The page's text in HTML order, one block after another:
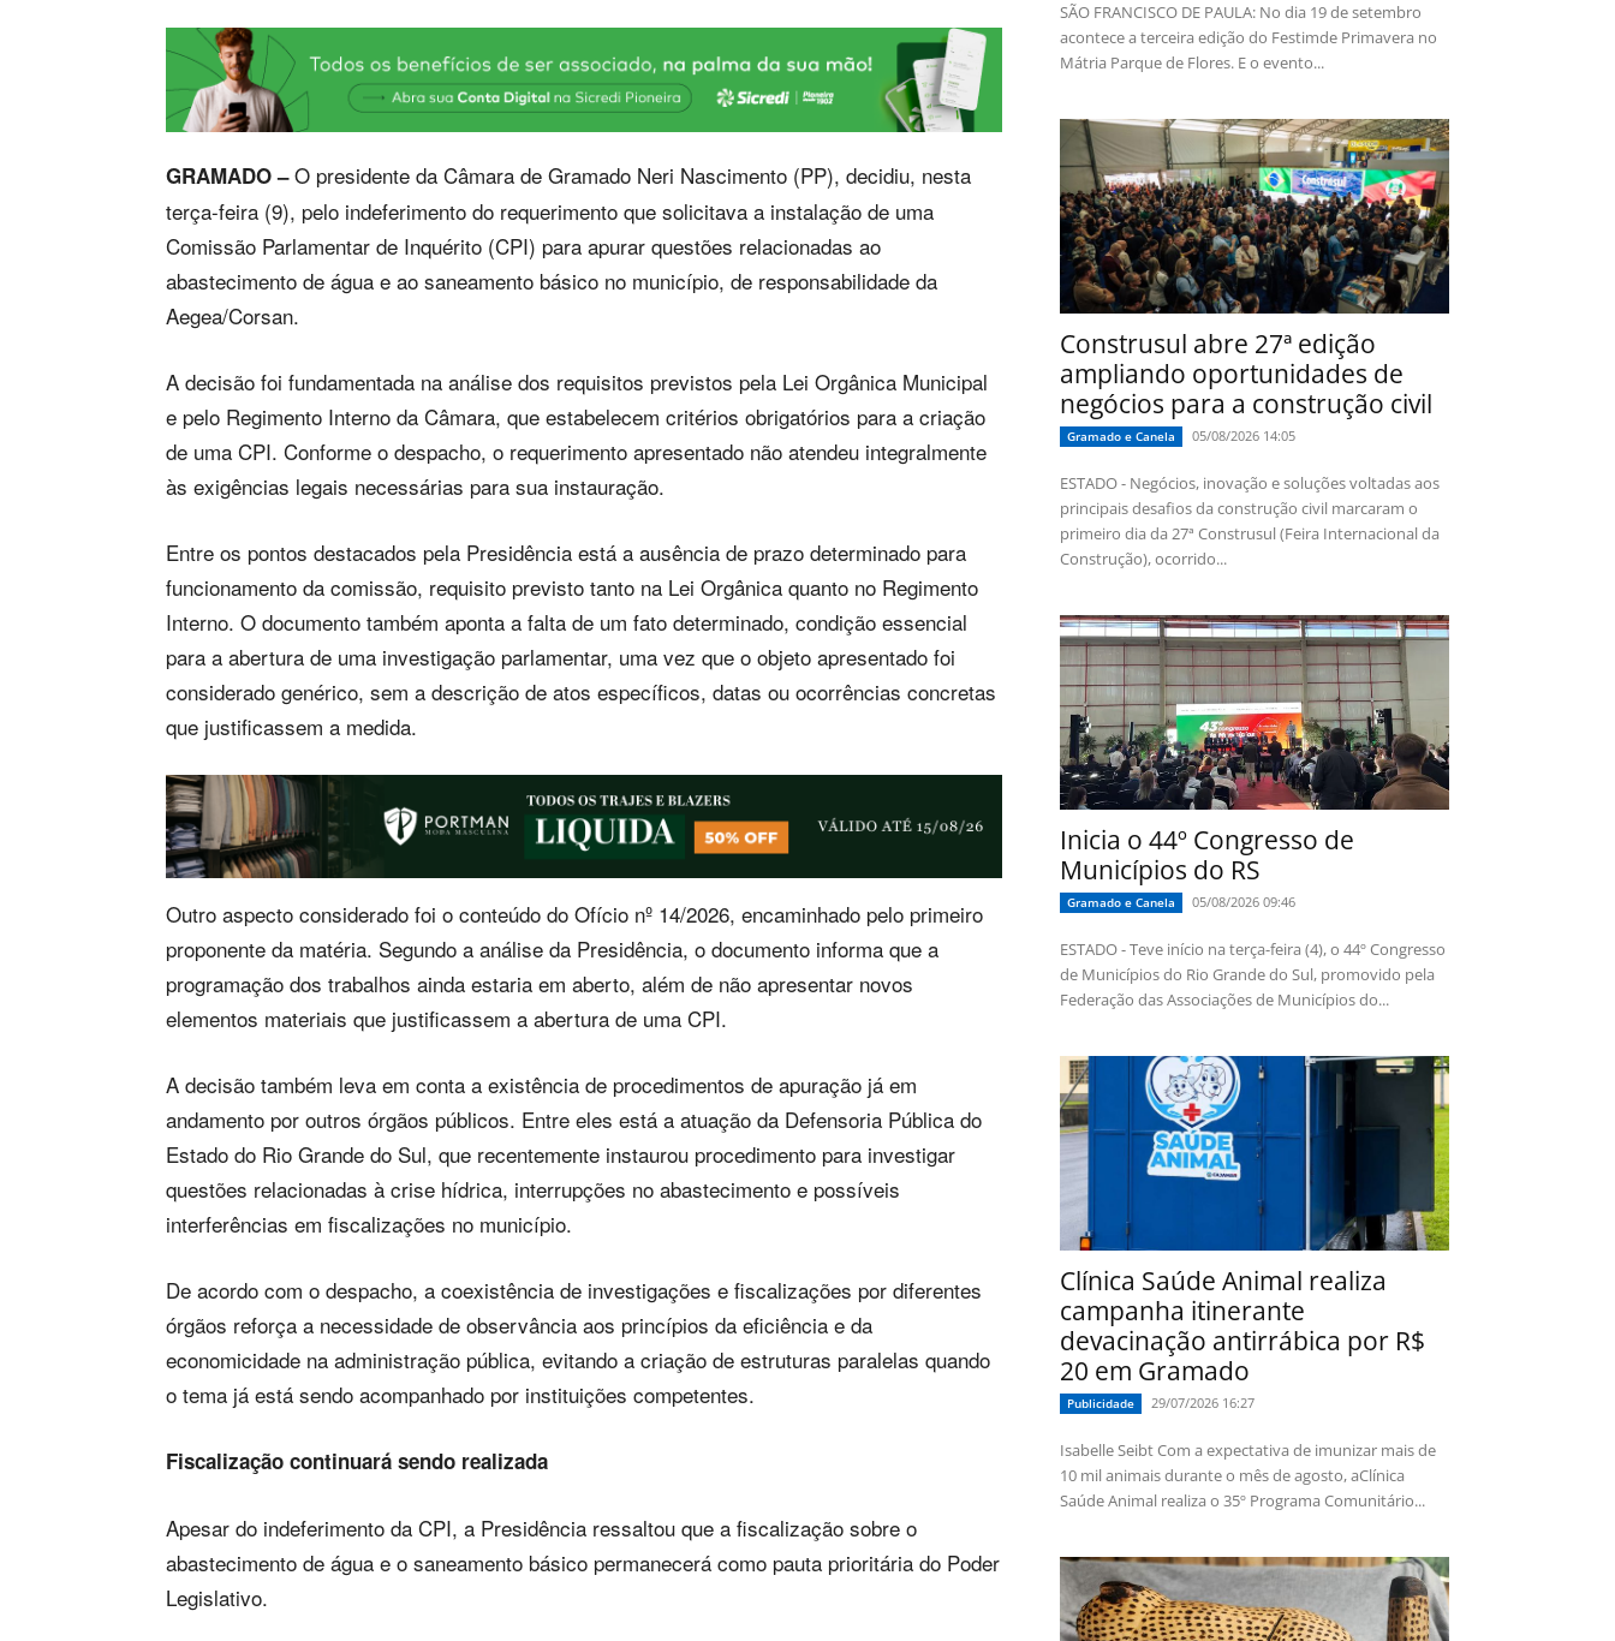
GRAMADO –O presidente da Câmara de Gramado Neri Nascimento (PP), decidiu, nesta
terça-feira (9), pelo indeferimento do requerimento que solicitava a instalação de uma
Comissão Parlamentar de Inquérito (CPI) para apurar questões relacionadas ao
abastecimento de água e ao saneamento básico no município, de responsabilidade da
Aegea/Corsan.
A decisão foi fundamentada na análise dos requisitos previstos pela Lei Orgânica Municipal
e pelo Regimento Interno da Câmara, que estabelecem critérios obrigatórios para a criação
de uma CPI. Conforme o despacho, o requerimento apresentado não atendeu integralmente
às exigências legais necessárias para sua instauração.
Entre os pontos destacados pela Presidência está a ausência de prazo determinado para
funcionamento da comissão, requisito previsto tanto na Lei Orgânica quanto no Regimento
Interno. O documento também aponta a falta de um fato determinado, condição essencial
para a abertura de uma investigação parlamentar, uma vez que o objeto apresentado foi
considerado genérico, sem a descrição de atos específicos, datas ou ocorrências concretas
que justificassem a medida.
Outro aspecto considerado foi o conteúdo do Ofício nº 14/2026, encaminhado pelo primeiro
proponente da matéria. Segundo a análise da Presidência, o documento informa que a
programação dos trabalhos ainda estaria em aberto, além de não apresentar novos
elementos materiais que justificassem a abertura de uma CPI.
A decisão também leva em conta a existência de procedimentos de apuração já em
andamento por outros órgãos públicos. Entre eles está a atuação da Defensoria Pública do
Estado do Rio Grande do Sul, que recentemente instaurou procedimento para investigar
questões relacionadas à crise hídrica, interrupções no abastecimento e possíveis
interferências em fiscalizações no município.
De acordo com o despacho, a coexistência de investigações e fiscalizações por diferentes
órgãos reforça a necessidade de observância aos princípios da eficiência e da
economicidade na administração pública, evitando a criação de estruturas paralelas quando
o tema já está sendo acompanhado por instituições competentes.
Fiscalização continuará sendo realizada
Apesar do indeferimento da CPI, a Presidência ressaltou que a fiscalização sobre o
abastecimento de água e o saneamento básico permanecerá como pauta prioritária do Poder
Legislativo.
SÃO FRANCISCO DE PAULA: No dia 19 de setembro
acontece a terceira edição do Festimde Primavera no
Mátria Parque de Flores. E o evento...
Construsul abre 27ª edição
ampliando oportunidades de
negócios para a construção civil
Gramado e Canela 05/08/2026 14:05
ESTADO - Negócios, inovação e soluções voltadas aos
principais desafios da construção civil marcaram o
primeiro dia da 27ª Construsul (Feira Internacional da
Construção), ocorrido...
Inicia o 44º Congresso de
Municípios do RS
Gramado e Canela 05/08/2026 09:46
ESTADO - Teve início na terça-feira (4), o 44º Congresso
de Municípios do Rio Grande do Sul, promovido pela
Federação das Associações de Municípios do...
Clínica Saúde Animal realiza
campanha itinerante
devacinação antirrábica por R$
20 em Gramado
Publicidade 29/07/2026 16:27
Isabelle Seibt Com a expectativa de imunizar mais de
10 mil animais durante o mês de agosto, aClínica
Saúde Animal realiza o 35º Programa Comunitário...